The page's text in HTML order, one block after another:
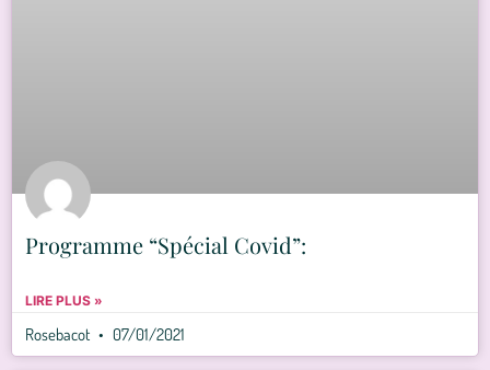
Programme “Spécial Covid”:
LIRE PLUS »
Rosebacot 07/01/2021